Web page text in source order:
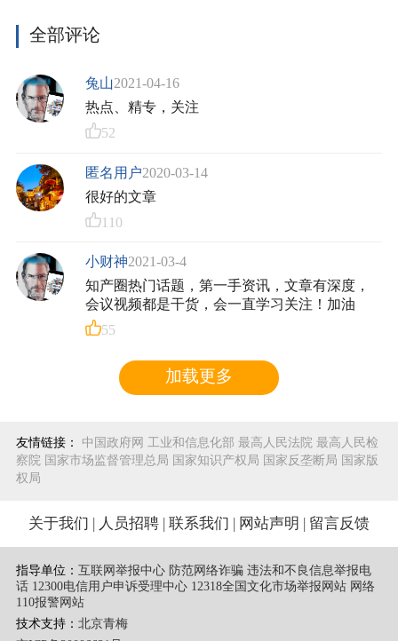
全部评论
兔山2021-04-16
热点、精专，关注
52
匿名用户2020-03-14
很好的文章
110
小财神2021-03-4
知产圈热门话题，第一手资讯，文章有深度，
会议视频都是干货，会一直学习关注！加油
55
加载更多
友情链接： 中国政府网 工业和信息化部 最高人民法院 最高人民检
察院 国家市场监督管理总局 国家知识产权局 国家反垄断局 国家版
权局
关于我们 人员招聘 联系我们 网站声明 留言反馈
指导单位： 互联网举报中心 防范网络诈骗 违法和不良信息举报电
话 12300电信用户申诉受理中心 12318全国文化市场举报网站 网络
110报警网站
技术支持： 北京青梅